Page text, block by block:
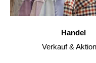
Handel
Verkauf &